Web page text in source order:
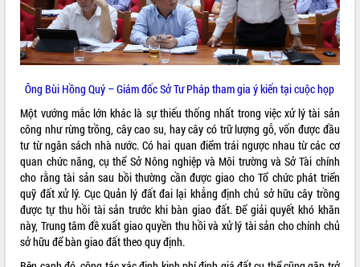
Đắk Lắk sơ kết 4 năm triển khai thực
hiện Đề án 06 của Chính phủ
Họp báo thông tin về Hội nghị Công bố
Quy hoạch và Xúc tiến đầu tư tỉnh Đắk
Lắk
Khơi thông điểm nghẽn, đẩy nhanh
giải ngân vốn khắc phục thiên tai
HĐND tỉnh thông qua điều chỉnh Quy
hoạch tỉnh thời kỳ 2021-2030
Hội thảo góp ý hồ sơ điều chỉnh quy
hoạch tỉnh Đắk Lắk thời kỳ 2021-2030,
tầm nhìn đến năm 2050
Nâng cao hiệu quả hoạt động của các
doanh nghiệp nhà nước
Hội nghị triển khai kết nối mạng
Ông Bùi Hồng Quý – Giám đốc Sở Tư Pháp tham gia ý kiến tại cuộc họp
Một vướng mắc lớn khác là sự thiếu thống nhất trong việc xử lý tài sản
công như rừng trồng, cây cao su, hay cây có trữ lượng gỗ, vốn được đầu
tư từ ngân sách nhà nước. Có hai quan điểm trái ngược nhau từ các cơ
quan chức năng, cụ thể Sở Nông nghiệp và Môi trường và Sở Tài chính
cho rằng tài sản sau bồi thường cần được giao cho Tổ chức phát triển
quỹ đất xử lý. Cục Quản lý đất đai lại khẳng định chủ sở hữu cây trồng
được tự thu hồi tài sản trước khi bàn giao đất. Để giải quyết khó khăn
này, Trung tâm đề xuất giao quyền thu hồi và xử lý tài sản cho chính chủ
sở hữu để bàn giao đất theo quy định.